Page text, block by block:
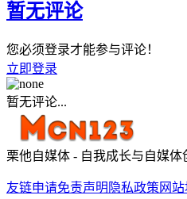
暂无评论
您必须登录才能参与评论！
立即登录
暂无评论...
栗他自媒体 - 自我成长与自媒体
友链申请免责声明 隐私政策 网